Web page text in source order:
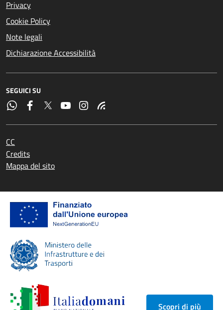
Privacy
Cookie Policy
Note legali
Dichiarazione Accessibilità
SEGUICI SU
CC
Credits
Mappa del sito
Scopri di più